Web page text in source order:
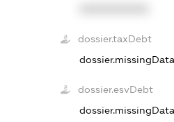
dossier.taxDebt
dossier.missingData
dossier.esvDebt
dossier.missingData